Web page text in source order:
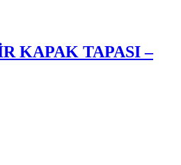
KAPAK TAPASI –